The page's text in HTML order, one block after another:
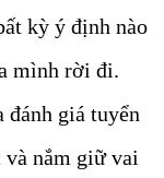
kỳ ý định nào
mình rời đi.
đánh giá tuyển
nắm giữ vai